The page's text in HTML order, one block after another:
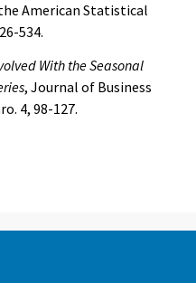
American Statistical
534.
With the Seasonal
, Journal of Business
4, 98-127.